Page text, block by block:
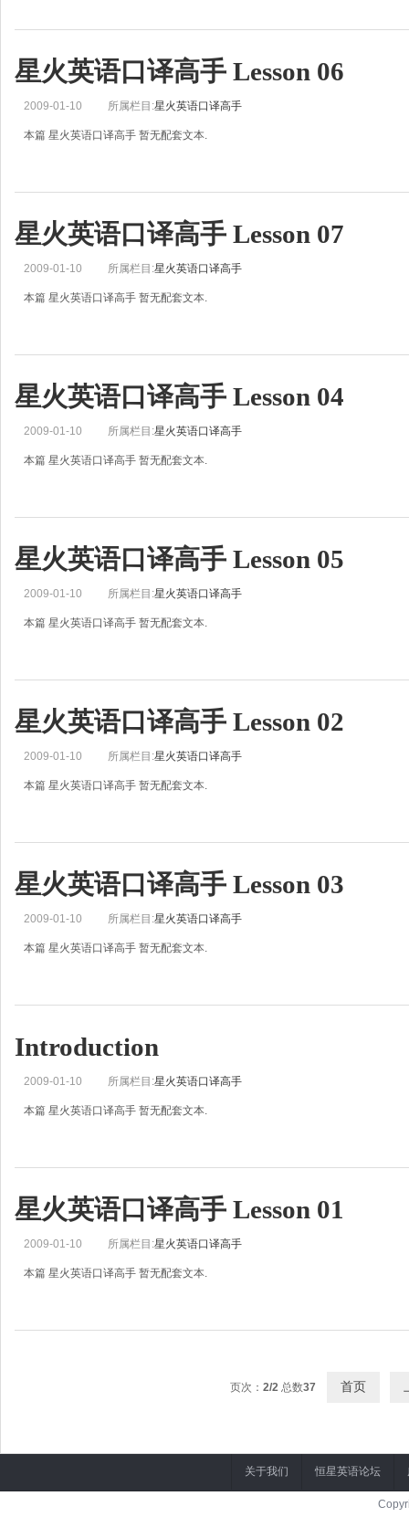
星火英语口译高手 Lesson 06
2009-01-10 所属栏目:星火英语口译高手
本篇 星火英语口译高手 暂无配套文本.
星火英语口译高手 Lesson 07
2009-01-10 所属栏目:星火英语口译高手
本篇 星火英语口译高手 暂无配套文本.
星火英语口译高手 Lesson 04
2009-01-10 所属栏目:星火英语口译高手
本篇 星火英语口译高手 暂无配套文本.
星火英语口译高手 Lesson 05
2009-01-10 所属栏目:星火英语口译高手
本篇 星火英语口译高手 暂无配套文本.
星火英语口译高手 Lesson 02
2009-01-10 所属栏目:星火英语口译高手
本篇 星火英语口译高手 暂无配套文本.
星火英语口译高手 Lesson 03
2009-01-10 所属栏目:星火英语口译高手
本篇 星火英语口译高手 暂无配套文本.
Introduction
2009-01-10 所属栏目:星火英语口译高手
本篇 星火英语口译高手 暂无配套文本.
星火英语口译高手 Lesson 01
2009-01-10 所属栏目:星火英语口译高手
本篇 星火英语口译高手 暂无配套文本.
页次： 2/2 总数37 首页
关于我们 恒星英语论坛